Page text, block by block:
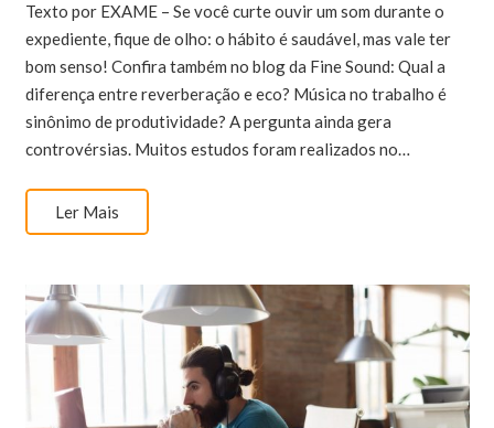
Texto por EXAME – Se você curte ouvir um som durante o
expediente, fique de olho: o hábito é saudável, mas vale ter
bom senso! Confira também no blog da Fine Sound: Qual a
diferença entre reverberação e eco? Música no trabalho é
sinônimo de produtividade? A pergunta ainda gera
controvérsias. Muitos estudos foram realizados no…
Ler Mais